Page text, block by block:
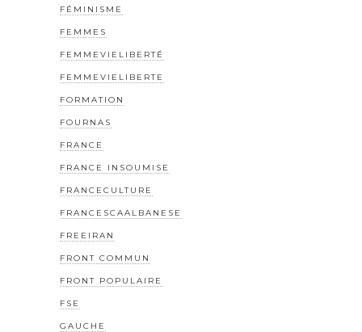
FÉMINISME
FEMMES
FEMMEVIELIBERTÉ
FEMMEVIELIBERTE
FORMATION
FOURNAS
FRANCE
FRANCE INSOUMISE
FRANCECULTURE
FRANCESCAALBANESE
FREEIRAN
FRONT COMMUN
FRONT POPULAIRE
FSE
GAUCHE